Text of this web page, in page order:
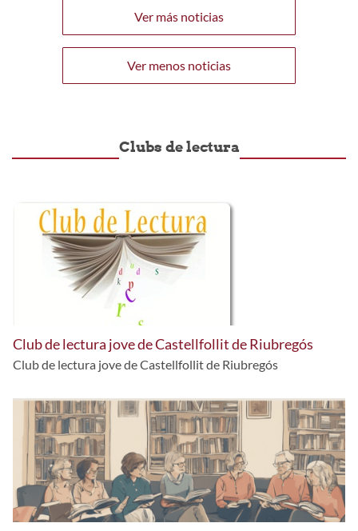
Ver más noticias
Ver menos noticias
Clubs de lectura
Club de lectura jove de Castellfollit de Riubregós
Club de lectura jove de Castellfollit de Riubregós